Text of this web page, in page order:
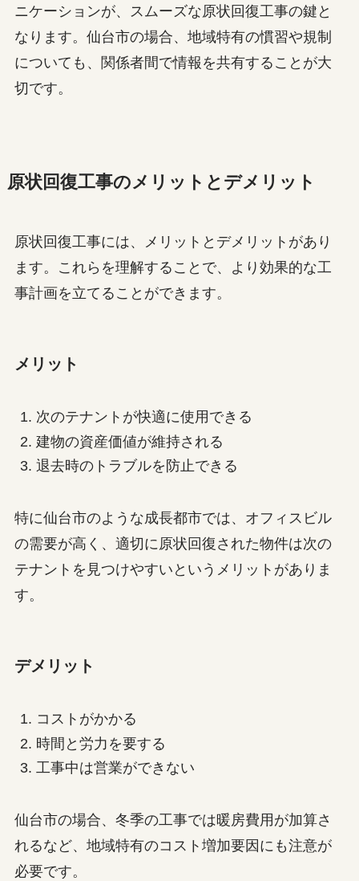
ニケーションが、スムーズな原状回復工事の鍵と
なります。仙台市の場合、地域特有の慣習や規制
についても、関係者間で情報を共有することが大
切です。
原状回復工事のメリットとデメリット
原状回復工事には、メリットとデメリットがあり
ます。これらを理解することで、より効果的な工
事計画を立てることができます。
メリット
次のテナントが快適に使用できる
建物の資産価値が維持される
退去時のトラブルを防止できる
特に仙台市のような成長都市では、オフィスビル
の需要が高く、適切に原状回復された物件は次の
テナントを見つけやすいというメリットがありま
す。
デメリット
コストがかかる
時間と労力を要する
工事中は営業ができない
仙台市の場合、冬季の工事では暖房費用が加算さ
れるなど、地域特有のコスト増加要因にも注意が
必要です。